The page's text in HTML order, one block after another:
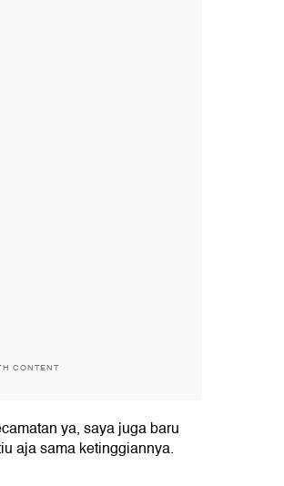
CONTENT
ya, saya juga baru
aja sama ketinggiannya.